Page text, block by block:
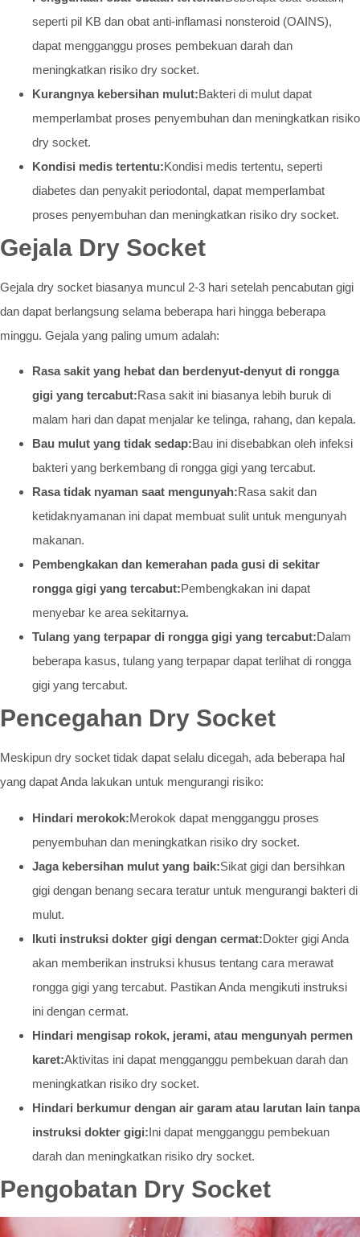
seperti pil KB dan obat anti-inflamasi nonsteroid (OAINS),
dapat mengganggu proses pembekuan darah dan
meningkatkan risiko dry socket.
Kurangnya kebersihan mulut:Bakteri di mulut dapat
memperlambat proses penyembuhan dan meningkatkan risiko
dry socket.
Kondisi medis tertentu:Kondisi medis tertentu, seperti
diabetes dan penyakit periodontal, dapat memperlambat
proses penyembuhan dan meningkatkan risiko dry socket.
Gejala Dry Socket
Gejala dry socket biasanya muncul 2-3 hari setelah pencabutan gigi
dan dapat berlangsung selama beberapa hari hingga beberapa
minggu. Gejala yang paling umum adalah:
Rasa sakit yang hebat dan berdenyut-denyut di rongga
gigi yang tercabut:Rasa sakit ini biasanya lebih buruk di
malam hari dan dapat menjalar ke telinga, rahang, dan kepala.
Bau mulut yang tidak sedap:Bau ini disebabkan oleh infeksi
bakteri yang berkembang di rongga gigi yang tercabut.
Rasa tidak nyaman saat mengunyah:Rasa sakit dan
ketidaknyamanan ini dapat membuat sulit untuk mengunyah
makanan.
Pembengkakan dan kemerahan pada gusi di sekitar
rongga gigi yang tercabut:Pembengkakan ini dapat
menyebar ke area sekitarnya.
Tulang yang terpapar di rongga gigi yang tercabut:Dalam
beberapa kasus, tulang yang terpapar dapat terlihat di rongga
gigi yang tercabut.
Pencegahan Dry Socket
Meskipun dry socket tidak dapat selalu dicegah, ada beberapa hal
yang dapat Anda lakukan untuk mengurangi risiko:
Hindari merokok:Merokok dapat mengganggu proses
penyembuhan dan meningkatkan risiko dry socket.
Jaga kebersihan mulut yang baik:Sikat gigi dan bersihkan
gigi dengan benang secara teratur untuk mengurangi bakteri di
mulut.
Ikuti instruksi dokter gigi dengan cermat:Dokter gigi Anda
akan memberikan instruksi khusus tentang cara merawat
rongga gigi yang tercabut. Pastikan Anda mengikuti instruksi
ini dengan cermat.
Hindari mengisap rokok, jerami, atau mengunyah permen
karet:Aktivitas ini dapat mengganggu pembekuan darah dan
meningkatkan risiko dry socket.
Hindari berkumur dengan air garam atau larutan lain tanpa
instruksi dokter gigi:Ini dapat mengganggu pembekuan
darah dan meningkatkan risiko dry socket.
Pengobatan Dry Socket